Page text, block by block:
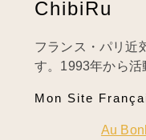
ChibiRu
フランス・パリ近
す。1993年から活
Mon Site
Au